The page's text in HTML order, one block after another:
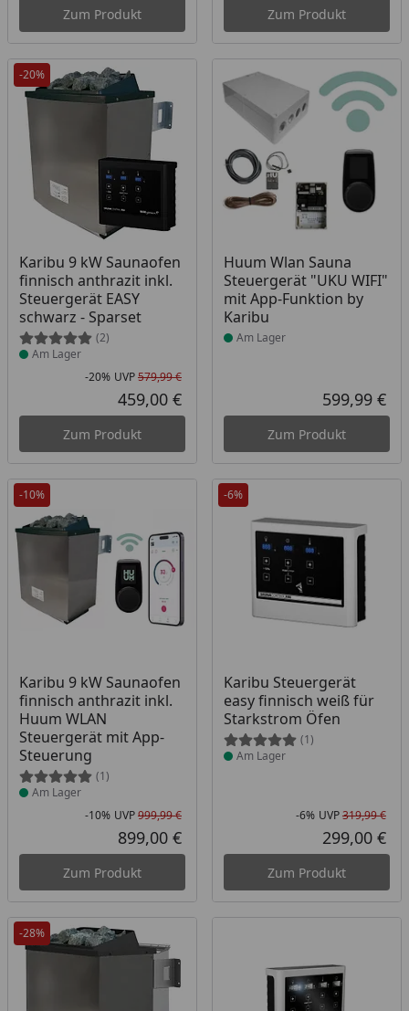
Zum Produkt Zum Produkt
-20%
Karibu 9 kW Saunaofen
finnisch anthrazit inkl.
Steuergerät EASY
schwarz - Sparset
(2)
Produkt am Lager
Am Lager
Rabatt in Prozent
-20%
Ursprünglicher Preis
UVP579,99 €
Aktueller Preis
459,00 €
Zum Produkt
Huum Wlan Sauna
Steuergerät "UKU WIFI"
mit App-Funktion by
Karibu
Produkt am Lager
Am Lager
599,99 €
Zum Produkt
-10%
Karibu 9 kW Saunaofen
finnisch anthrazit inkl.
Huum WLAN
Steuergerät mit App-
Steuerung
(1)
Produkt am Lager
Am Lager
Rabatt in Prozent
-10%
Ursprünglicher Preis
UVP999,99 €
Aktueller Preis
899,00 €
Zum Produkt
-6%
Karibu Steuergerät
easy finnisch weiß für
Starkstrom Öfen
(1)
Produkt am Lager
Am Lager
-6% UVP319,99 €
299,00 €
Zum Produkt
-28%